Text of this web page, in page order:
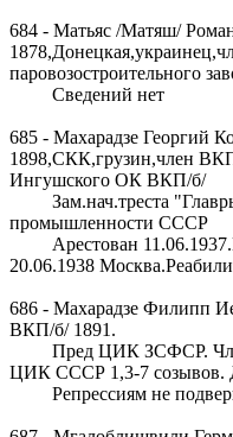
684 - Матьяс /Матяш/
паровозостроительного
Сведений нет
685 - Махарадзе Георгий
1898,СКК,грузин,член
Ингушского ОК ВКП/б/
Зам.нач.треста
промышленности СССР
Арестован
20.06.1938
686 - Махарадзе Филипп
ВКП/б/ 1891.
Пред ЦИК ЗСФСР.
ЦИК СССР 1,3-7 созывов.
Репрессиям не